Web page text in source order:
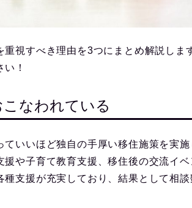
視すべき理由を3つにまとめ解説しま
！
なわれている
ていいほど独自の手厚い移住施策を実施
や子育て教育支援、移住後の交流イベ
支援が充実しており、結果として相談